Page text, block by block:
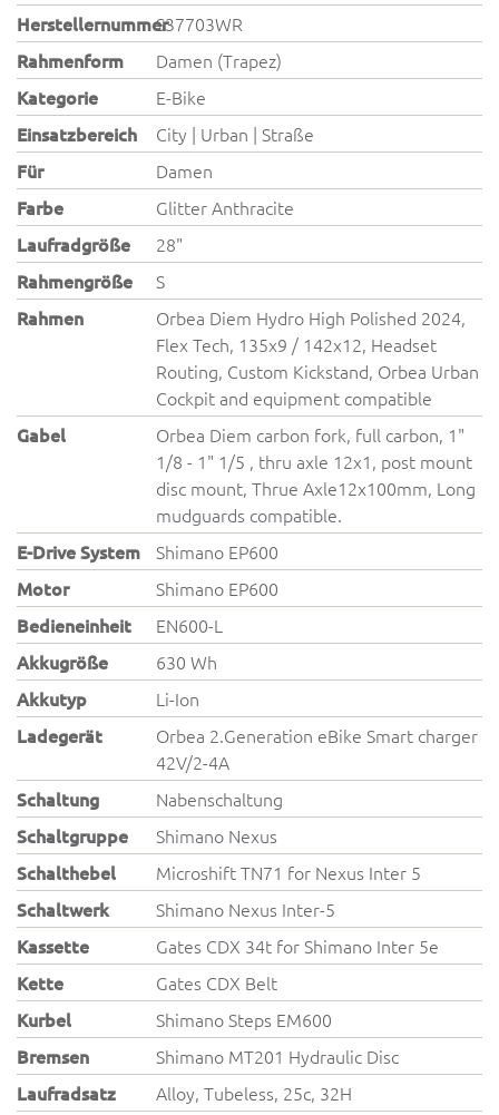
HerstellernummerS37703WR
Rahmenform
Damen (Trapez)
Kategorie
E-Bike
Einsatzbereich
City | Urban | Straße
Für
Damen
Farbe
Glitter Anthracite
Laufradgröße
28"
Rahmengröße
S
Rahmen
Orbea Diem Hydro High Polished 2024,
Flex Tech, 135x9 / 142x12, Headset
Routing, Custom Kickstand, Orbea Urban
Cockpit and equipment compatible
Gabel
Orbea Diem carbon fork, full carbon, 1"
1/8 - 1" 1/5 , thru axle 12x1, post mount
disc mount, Thrue Axle12x100mm, Long
mudguards compatible.
E-Drive System
Shimano EP600
Motor
Shimano EP600
Bedieneinheit
EN600-L
Akkugröße
630 Wh
Akkutyp
Li-Ion
Ladegerät
Orbea 2.Generation eBike Smart charger
42V/2-4A
Schaltung
Nabenschaltung
Schaltgruppe
Shimano Nexus
Schalthebel
Microshift TN71 for Nexus Inter 5
Schaltwerk
Shimano Nexus Inter-5
Kassette
Gates CDX 34t for Shimano Inter 5e
Kette
Gates CDX Belt
Kurbel
Shimano Steps EM600
Bremsen
Shimano MT201 Hydraulic Disc
Laufradsatz
Alloy, Tubeless, 25c, 32H